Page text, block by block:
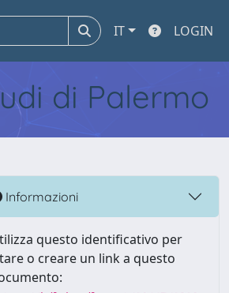
IT LOGIN
di Palermo
Informazioni
questo identificativo per
o creare un link a questo